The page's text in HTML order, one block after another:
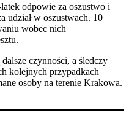
latek odpowie za oszustwo i
udział w oszustwach. 10
wobec nich
czynności, a śledczy
kolejnych przypadkach
osoby na terenie Krakowa.